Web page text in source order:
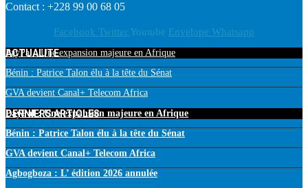
Contact : +228 99 00 68 05
Facebook Twitter Youtube Envelope Whatsapp
ACTUALITE
PayPal : Une expansion majeure en Afrique
Bénin : Patrice Talon élu à la tête du Sénat
GVA devient Canal+ Telecom Africa
DERNIERS ARTICLES
PayPal : Une expansion majeure en Afrique
Bénin : Patrice Talon élu à la tête du Sénat
GVA devient Canal+ Telecom Africa
Agbogboza : L’ édition 2026 annulée